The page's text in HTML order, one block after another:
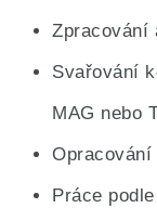
Zpracování
Svařování
MAG nebo
Opracování
Práce